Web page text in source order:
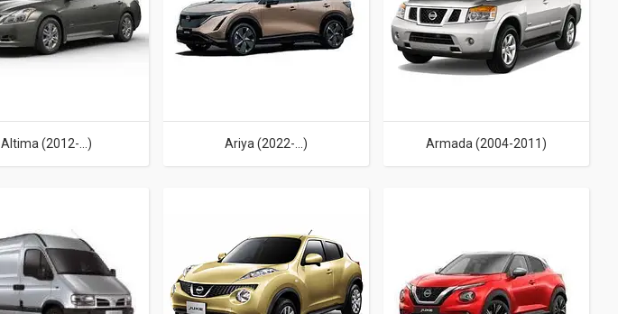
Altima (2012-...) Ariya (2022-...) Armada (2004-2011)